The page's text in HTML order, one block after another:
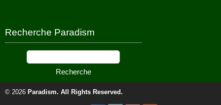
Recherche Paradism
© 2026 Paradism. All Rights Reserved.